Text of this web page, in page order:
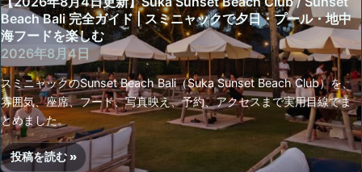
新】
Silo
Beach
Club
完
全
ガ
イ
ド
Beach Bali 完全ガイド | スミニャックで夕日・プール・地中
海フードを楽しむ
2026年8月4日
スミニャックのSunset Beach Bali（Suka Sunset Beach Club）を、
雰囲気、座席、フード、写真映え、予約、アクセスまで実用目線でま
とめました。
【2026
投稿を読む »